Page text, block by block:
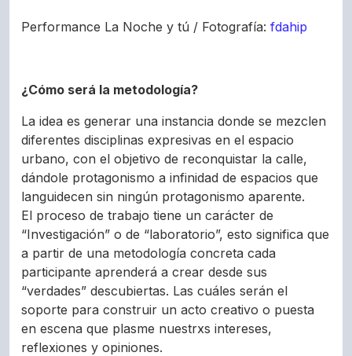
Performance La Noche y tú / Fotografía: fdahip
¿Cómo será la metodología?
La idea es generar una instancia donde se mezclen
diferentes disciplinas expresivas en el espacio
urbano, con el objetivo de reconquistar la calle,
dándole protagonismo a infinidad de espacios que
languidecen sin ningún protagonismo aparente.
El proceso de trabajo tiene un carácter de
“Investigación” o de “laboratorio”, esto significa que
a partir de una metodología concreta cada
participante aprenderá a crear desde sus
“verdades” descubiertas. Las cuáles serán el
soporte para construir un acto creativo o puesta
en escena que plasme nuestrxs intereses,
reflexiones y opiniones.